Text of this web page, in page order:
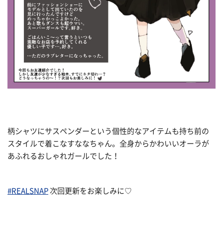
柄シャツにサスペンダーという個性的なアイテムも持ち前の
スタイルで着こなすななちゃん。全身からかわいいオーラが
あふれるおしゃれガールでした！
#REALSNAP 次回更新をお楽しみに♡